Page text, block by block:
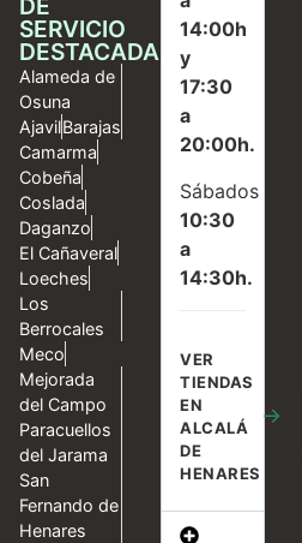
DE
SERVICIO
DESTACADAS
Alameda de
Osuna
AjavilBarajas
Camarma
Cobeña
Coslada
Daganzo
El Cañaveral
Loeches
Los
Berrocales
Meco
Mejorada
del Campo
Paracuellos
del Jarama
San
Fernando de
Henares
14:00h
y
17:30
a
20:00h.
Sábados
10:30
a
14:30h.
VER
TIENDAS
EN
ALCALÁ
DE
HENARES
→